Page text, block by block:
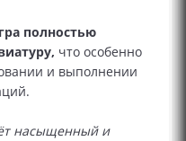
полностью
что особенно
и выполнении
насыщенный и